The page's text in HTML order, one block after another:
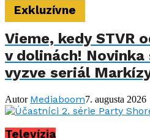
Exkluzívne
Vieme, kedy STVR
v dolinách! Novinka
vyzve seriál
Autor Mediaboom7. augusta 2026
Televízia